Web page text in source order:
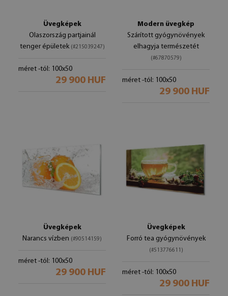
Üvegképek
Olaszország partjainál
tenger épületek (#215039247)
méret -tól: 100x50
29 900 HUF
Modern üvegkép
Szárított gyógynövények
elhagyja természetét
(#67870579)
méret -tól: 100x50
29 900 HUF
Üvegképek
Narancs vízben (#90514159)
méret -tól: 100x50
29 900 HUF
Üvegképek
Forró tea gyógynövények
(#513776611)
méret -tól: 100x50
29 900 HUF